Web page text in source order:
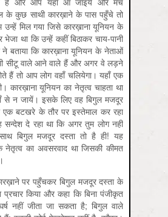
के कुछ साथी कारख़ाने के पास पहुँचे तो
मिल गया जिसे कारख़ाना यूनियन के
था कि उन्हें कहीं बिठाकर चाय-पानी
बताया कि कारख़ाना यूनियन के नेताओं
सीटू वाले आने वाले हैं और अगर वे लड़ने
हैं तो आप लोग वहाँ चलियेगा। यहाँ एक
कारख़ाना यूनियन का नेतृत्व चाहता था
से न जायें। इसके लिए वह बिगुल मजदूर
एक बटखरे के तौर पर इस्तेमाल कर रहा
दे रहा था कि अगर तुम लोग नहीं
बिगुल मजदूर दस्ता तो है ही! यह
नेतृत्व का अवसरवाद था जिसकी कीमत
पर पहुँचकर बिगुल मजदूर दस्ता के
किया और कहा कि बिना पंजीकृत
नहीं जीता जा सकता है; बिगुल वाले